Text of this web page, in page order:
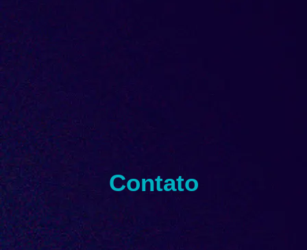
Contato